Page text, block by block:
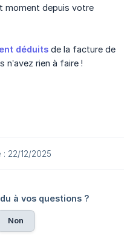
moment depuis votre
déduits de la facture de
rien à faire !
: 22/12/2025
à vos questions ?
Non